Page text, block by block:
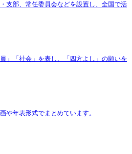
支部、常任委員会などを設置し、全国で活
」「社会」を表し、「四方よし」の願いを
や年表形式でまとめています。